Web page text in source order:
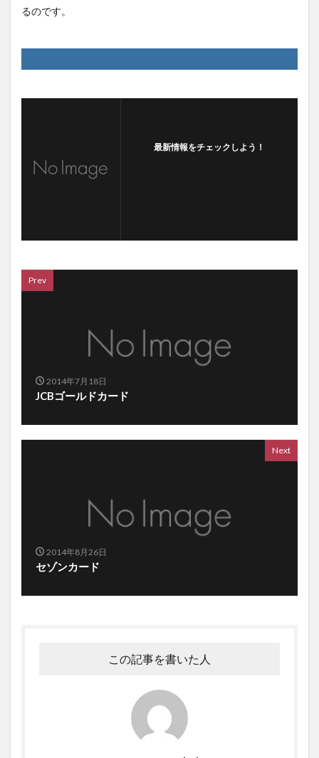
るのです。
最新情報をチェックしよう！
Prev
2014年7月18日
JCBゴールドカード
Next
2014年8月26日
セゾンカード
この記事を書いた人